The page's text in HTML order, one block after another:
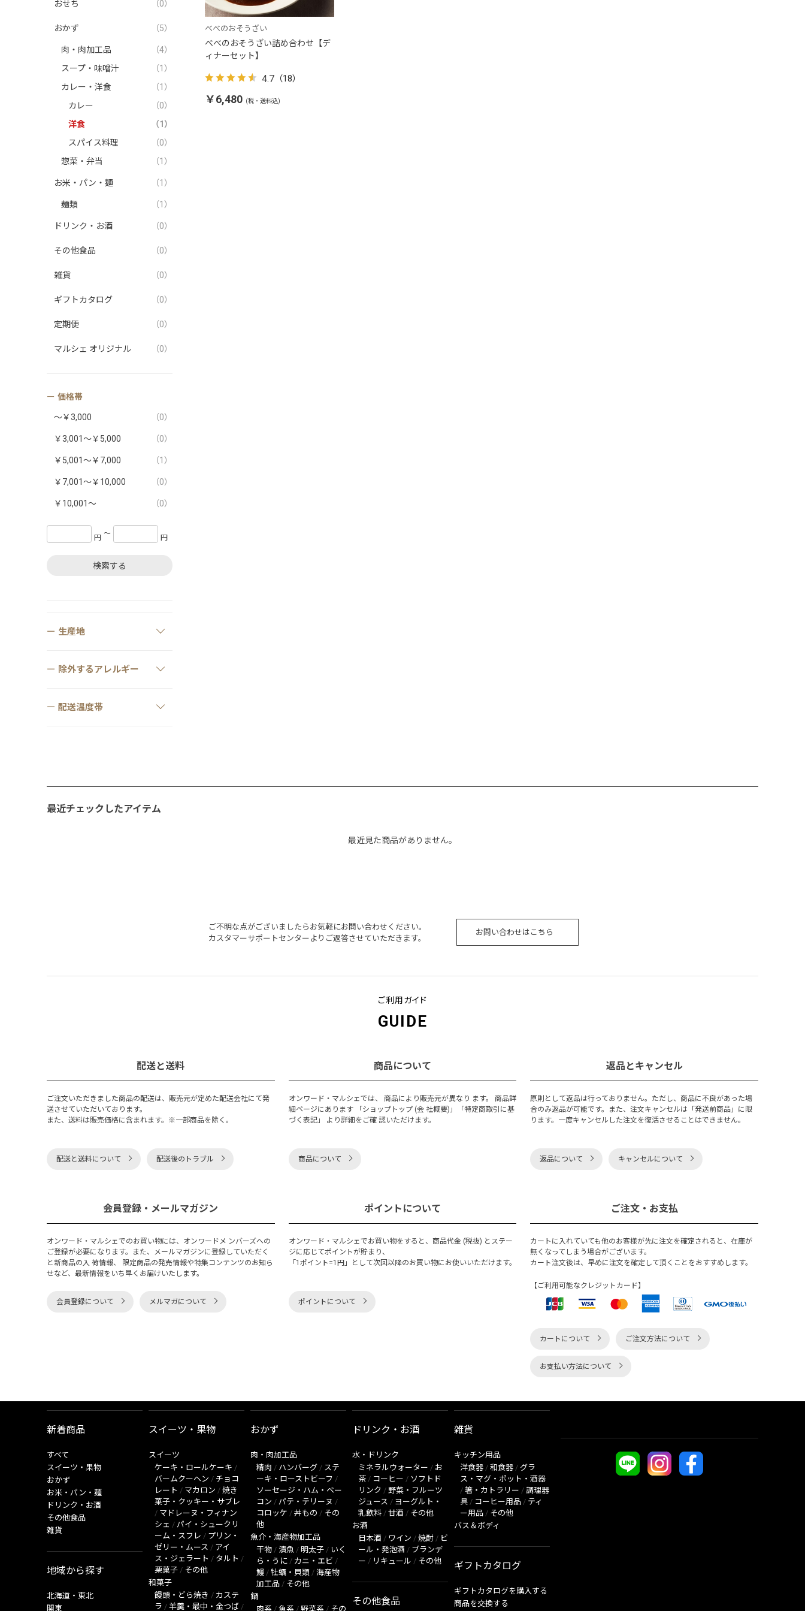
べべのおそうざい
べべのおそうざい詰め合わせ【デ
ィナーセット】
4.7 （18）
￥6,480 (税・送料込)
おせち （0）
おかず （5）
肉・肉加工品
（4）
スープ・味噌汁
（1）
カレー・洋食
（1）
カレー
（0）
洋食
（1）
スパイス料理
（0）
惣菜・弁当
（1）
お米・パン・麺 （1）
麺類 （1）
ドリンク・お酒 （0）
その他食品 （0）
雑貨 （0）
ギフトカタログ （0）
定期便 （0）
マルシェ オリジナル （0）
価格帯
～￥3,000 （0）
￥3,001～￥5,000 （0）
￥5,001～￥7,000 （1）
￥7,001～￥10,000 （0）
￥10,001～ （0）
円 〜 円
検索する
生産地
除外するアレルギー
配送温度帯
最近チェックしたアイテム
最近見た商品がありません。
ご不明な点がございましたらお気軽にお問い合わせください。
カスタマーサポートセンターよりご返答させていただきます。
お問い合わせはこちら
ご利用ガイド
GUIDE
配送と送料
ご注文いただきました商品の配送は、販売元が定めた配送会社にて発
送させていただいております。
また、送料は販売価格に含まれます。※一部商品を除く。
配送と送料について 配送後のトラブル
商品について
オンワード・マルシェでは、 商品により販売元が異なり ます。 商品詳
細ページにあります 「ショップトップ (会 社概要)」「特定商取引に基
づく表記」 より詳細をご確 認いただけます。
商品について
返品とキャンセル
原則として返品は行っておりません。ただし、商品に不良があった場
合のみ返品が可能です。また、注文キャンセルは「発送前商品」に限
ります。一度キャンセルした注文を復活させることはできません。
返品について キャンセルについて
会員登録・メールマガジン
オンワード・マルシェでのお買い物には、オンワードメ ンバーズへの
ご登録が必要になります。また、メールマガジンに登録していただく
と新商品の入 荷情報、 限定商品の発売情報や特集コンテンツのお知ら
せなど、最新情報をいち早くお届けいたします。
会員登録について メルマガについて
ポイントについて
オンワード・マルシェでお買い物をすると、商品代金 (税抜) とステー
ジに応じてポイントが貯まり、
「1ポイント=1円」として次回以降のお買い物にお使いいただけます。
ポイントについて
ご注文・お支払
カートに入れていても他のお客様が先に注文を確定されると、在庫が
無くなってしまう場合がございます。
カート注文後は、早めに注文を確定して頂くことをおすすめします。
【ご利用可能なクレジットカード】
カートについて ご注文方法について
お支払い方法について
新着商品
すべて
スイーツ・果物
おかず
お米・パン・麺
ドリンク・お酒
その他食品
雑貨
地域から探す
北海道・東北
関東
スイーツ・果物
スイーツ
ケーキ・ロールケーキ /
バームクーヘン / チョコ
レート / マカロン / 焼き
菓子・クッキー・サブレ
/ マドレーヌ・フィナン
シェ / パイ・シュークリ
ーム・スフレ / プリン・
ゼリー・ムース / アイ
ス・ジェラート / タルト /
栗菓子 / その他
和菓子
饅頭・どら焼き / カステ
ラ / 羊羹・最中・金つば /
おかず
肉・肉加工品
精肉 / ハンバーグ / ステ
ーキ・ローストビーフ /
ソーセージ・ハム・ベー
コン / パテ・テリーヌ /
コロッケ / 丼もの / その
他
魚介・海産物加工品
干物 / 漬魚 / 明太子 / いく
ら・うに / カニ・エビ /
鰻 / 牡蠣・貝類 / 海産物
加工品 / その他
鍋
肉系 / 魚系 / 野菜系 / その
ドリンク・お酒
水・ドリンク
ミネラルウォーター / お
茶 / コーヒー / ソフトド
リンク / 野菜・フルーツ
ジュース / ヨーグルト・
乳飲料 / 甘酒 / その他
お酒
日本酒 / ワイン / 焼酎 / ビ
ール・発泡酒 / ブランデ
ー / リキュール / その他
その他食品
雑貨
キッチン用品
洋食器 / 和食器 / グラ
ス・マグ・ポット・酒器
/ 箸・カトラリー / 調理器
具 / コーヒー用品 / ティ
ー用品 / その他
バス＆ボディ
ギフトカタログ
ギフトカタログを購入する
商品を交換する